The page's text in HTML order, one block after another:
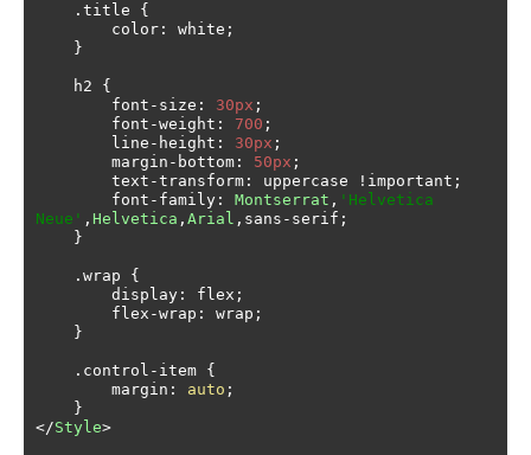
. title {
        color
: white ;
}
    h2
{
        font
- size : 30px ;
        font
-weight : 700 ;
        line
- height : 30px ;
        margin
- bottom : 50px ;
        text
-transform : uppercase ! important ;
        font
- family : Montserrat , 'Helvetica
Neue' , Helvetica , Arial , sans - serif ;
}
. wrap {
        display
: flex ;
        flex
-wrap : wrap ;
}
. control - item {
        margin
: auto ;
}
</Style>